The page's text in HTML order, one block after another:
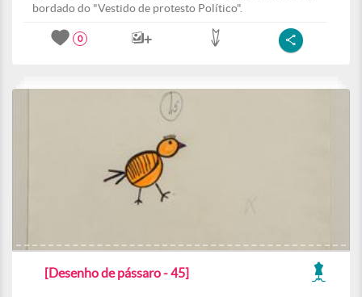
bordado do "Vestido de protesto Político".
0
[Desenho de pássaro - 45]